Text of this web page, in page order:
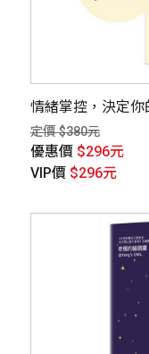
情緒掌控，決定你
定價 $380元
優惠價 $296元
VIP價 $296元